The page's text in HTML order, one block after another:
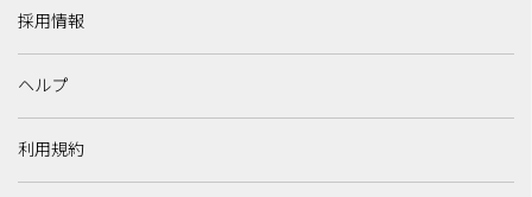
採用情報
ヘルプ
利用規約